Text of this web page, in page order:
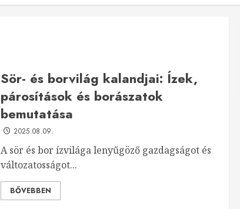
Sör- és borvilág kalandjai: Ízek,
párosítások és borászatok
bemutatása
2025.08.09.
A sör és bor ízvilága lenyűgöző gazdagságot és
változatosságot...
BŐVEBBEN